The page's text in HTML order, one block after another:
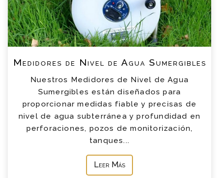
Medidores de Nivel de Agua Sumergibles
Nuestros Medidores de Nivel de Agua
Sumergibles están diseñados para
proporcionar medidas fiable y precisas de
nivel de agua subterránea y profundidad en
perforaciones, pozos de monitorización,
tanques...
Leer Más